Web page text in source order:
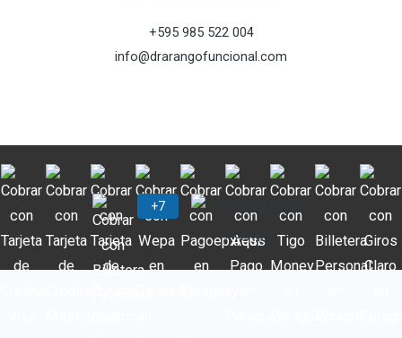
+595 985 522 004
info@drarangofuncional.com